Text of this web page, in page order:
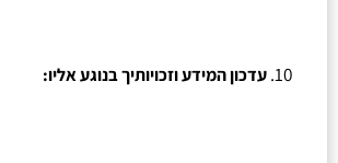
עדכון המידע וזכויותיך בנוגע אליו: